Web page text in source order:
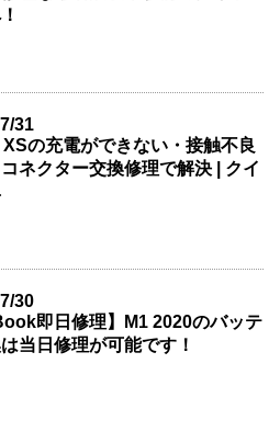
31
の充電ができない・接触不良
ネクター交換修理で解決 | クイ
30
即日修理】M1 2020のバッテ
当日修理が可能です！